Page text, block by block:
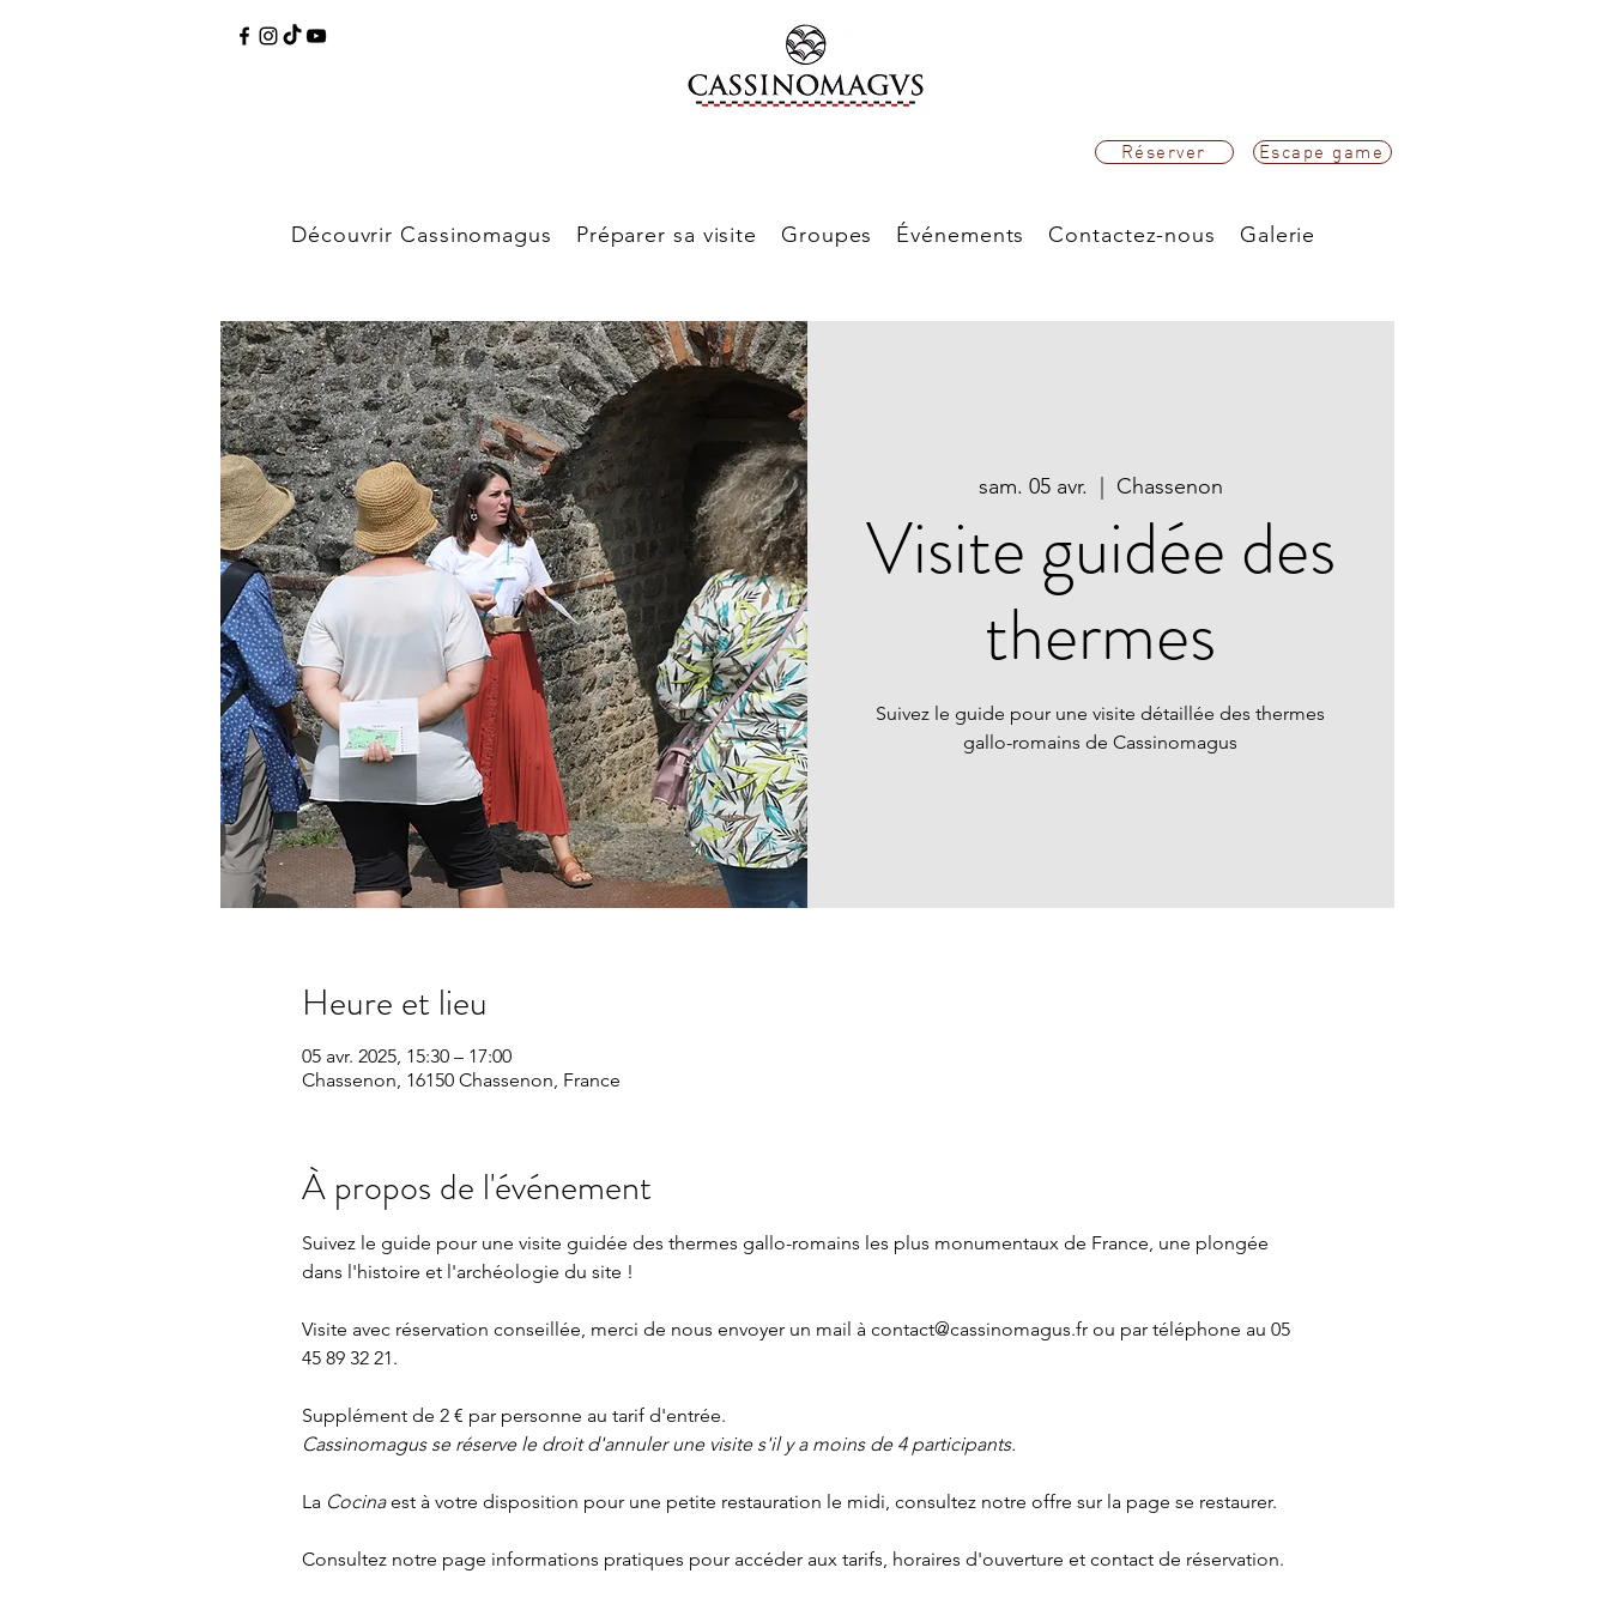
Réserver Escape game
Découvrir Cassinomagus Préparer sa visite Groupes Événements Contactez-nous Galerie
sam. 05 avr.
  |
Chassenon
Visite guidée des
thermes
Suivez le guide pour une visite détaillée des thermes
gallo-romains de Cassinomagus
Heure et lieu
05 avr. 2025, 15:30 – 17:00
Chassenon, 16150 Chassenon, France
À propos de l'événement
Suivez le guide pour une visite guidée des thermes gallo-romains les plus monumentaux de France, une plongée
dans l'histoire et l'archéologie du site !
Visite avec réservation conseillée, merci de nous envoyer un mail à contact@cassinomagus.fr ou par téléphone au 05
45 89 32 21.
Supplément de 2 € par personne au tarif d'entrée.
Cassinomagus se réserve le droit d'annuler une visite s'il y a moins de 4 participants.
La Cocina est à votre disposition pour une petite restauration le midi, consultez notre offre sur la page se restaurer.
Consultez notre page informations pratiques pour accéder aux tarifs, horaires d'ouverture et contact de réservation.